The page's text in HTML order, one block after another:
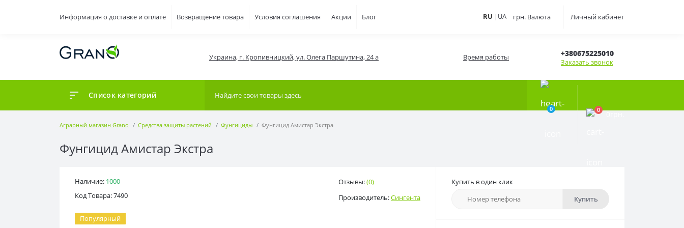
Информация о доставке и оплате Возвращение товара Условия соглашения Акции Блог RU | UA грн. Валюта Личный кабинет
Украина, г. Кропивницкий, ул. Олега Паршутина, 24 а Время работы +380675225010
Заказать звонок
Список категорий
0 0
Аграрный магазин Grano Средства защиты растений Фунгициды Фунгицид Амистар Экстра
Фунгицид Амистар Экстра
Наличие: 1000
Код Товара: 7490
Отзывы:(0)
Производитель:Сингента
Популярный
Купить в один клик
Купить